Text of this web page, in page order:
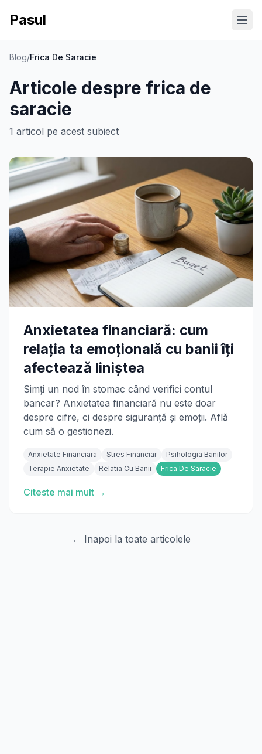
Pasul
Blog/Frica De Saracie
Articole despre frica de
saracie
1 articol pe acest subiect
Anxietatea financiară: cum
relația ta emoțională cu banii îți
afectează liniștea
Simți un nod în stomac când verifici contul
bancar? Anxietatea financiară nu este doar
despre cifre, ci despre siguranță și emoții. Află
cum să o gestionezi.
Anxietate Financiara Stres Financiar
Psihologia Banilor
Terapie Anxietate
Relatia Cu Banii Frica De Saracie
Citeste mai mult →
← Inapoi la toate articolele